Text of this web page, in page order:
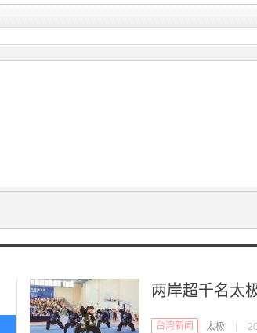
两岸超千名太
台湾新闻 太极